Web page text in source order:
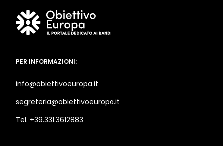
PER INFORMAZIONI:
info@obiettivoeuropa.it
segreteria@obiettivoeuropa.it
Tel. +39.331.3612883